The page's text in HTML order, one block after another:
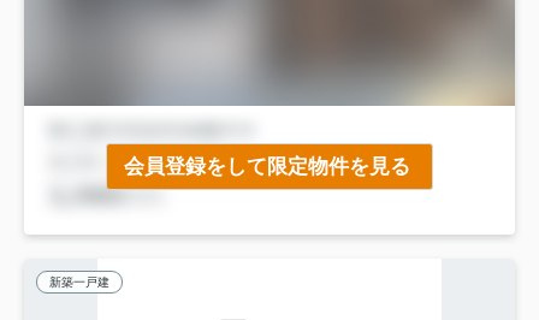
会員登録をして限定物件を見る
新築一戸建